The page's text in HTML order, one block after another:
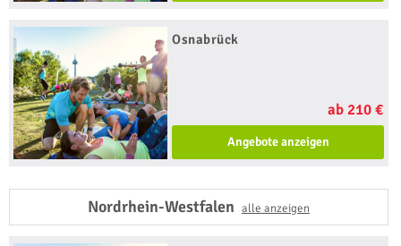
Osnabrück
ab 210 €
Angebote anzeigen
Nordrhein-Westfalen alle anzeigen